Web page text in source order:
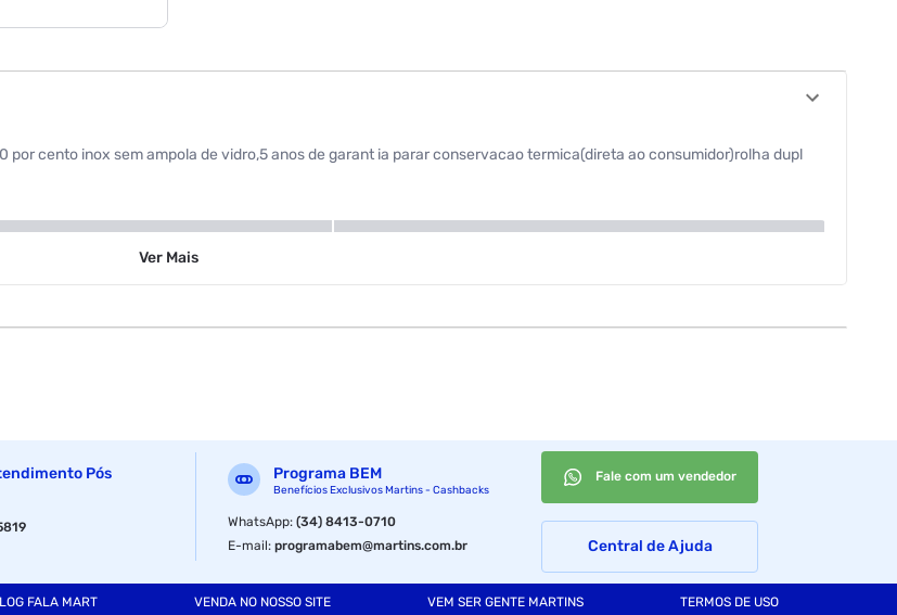
cento inox sem ampola de vidro,5 anos de garant ia parar conservacao termica(direta ao consumidor)rolha dupl
Ver Mais
Pós
Programa BEM
Benefícios Exclusivos Martins - Cashbacks
WhatsApp:(34) 8413-0710
E-mail:programabem@martins.com.br
Fale com um vendedor
Central de Ajuda
FALA MART VENDA NO NOSSO SITE VEM SER GENTE MARTINS TERMOS DE USO